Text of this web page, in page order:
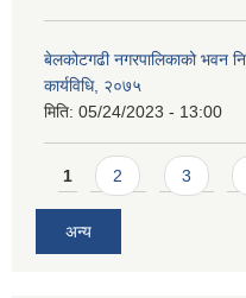
बेलकोटगढी नगरपालिकाको भवन
कार्यविधि, २०७५
मिति: 05/24/2023 - 13:00
Pages
1 2 3
अन्य